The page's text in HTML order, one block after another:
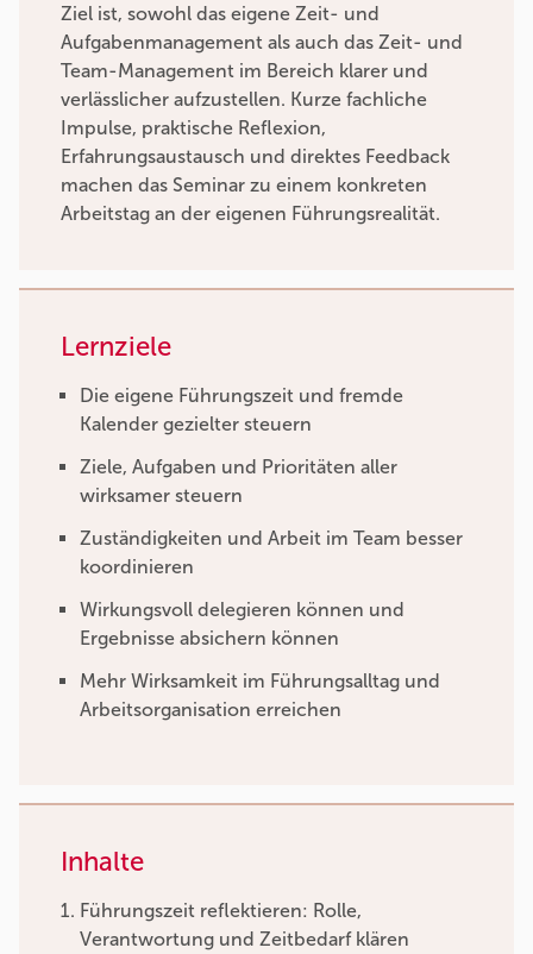
Ziel ist, sowohl das eigene Zeit- und
Aufgabenmanagement als auch das Zeit- und
Team-Management im Bereich klarer und
verlässlicher aufzustellen. Kurze fachliche
Impulse, praktische Reflexion,
Erfahrungsaustausch und direktes Feedback
machen das Seminar zu einem konkreten
Arbeitstag an der eigenen Führungsrealität.
Lernziele
Die eigene Führungszeit und fremde
Kalender gezielter steuern
Ziele, Aufgaben und Prioritäten aller
wirksamer steuern
Zuständigkeiten und Arbeit im Team besser
koordinieren
Wirkungsvoll delegieren können und
Ergebnisse absichern können
Mehr Wirksamkeit im Führungsalltag und
Arbeitsorganisation erreichen
Inhalte
Führungszeit reflektieren: Rolle,
Verantwortung und Zeitbedarf klären